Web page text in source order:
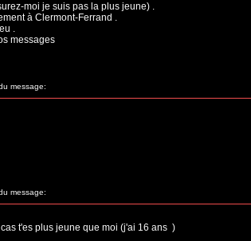
moi je suis pas la plus jeune) .
à Clermont-Ferrand .
.
messages
message:
message:
t'es plus jeune que moi (j'ai 16 ans )